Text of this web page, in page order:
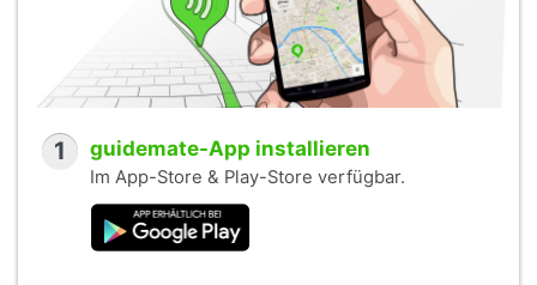
1 guidemate-App installieren
Im App-Store & Play-Store verfügbar.